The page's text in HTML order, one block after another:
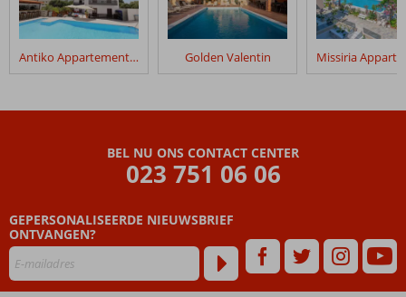
Antiko Appartementen Golden Valentin
BEL NU ONS CONTACT CENTER
023 751 06 06
GEPERSONALISEERDE NIEUWSBRIEF
ONTVANGEN?